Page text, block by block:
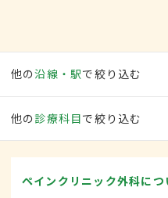
他の沿線・駅で絞り込む
他の 診療科目で絞り込む
ペインクリニック外科につ